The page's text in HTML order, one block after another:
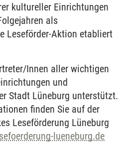
kultureller Einrichtungen
als
Leseförder-Aktion etabliert
Innen aller wichtigen
und
Stadt Lüneburg unterstützt.
finden Sie auf der
Leseförderung Lüneburg
lueneburg.de